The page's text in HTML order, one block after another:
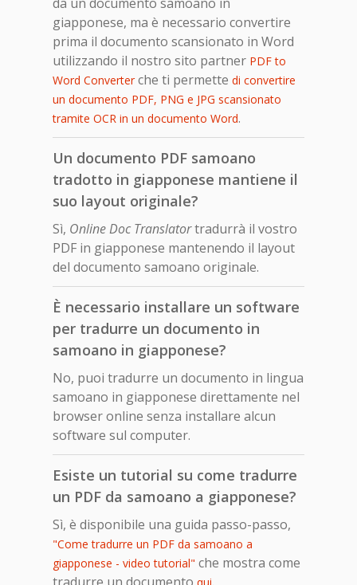
giapponese, ma è necessario convertire
prima il documento scansionato in Word
utilizzando il nostro sito partner PDF to
Word Converterche ti permette di convertire
un documento PDF, PNG e JPG scansionato
tramite OCR in un documento Word.
Un documento PDF samoano
tradotto in giapponese mantiene il
suo layout originale?
Sì, Online Doc Translatortradurrà il vostro
PDF in giapponese mantenendo il layout
del documento samoano originale.
È necessario installare un software
per tradurre un documento in
samoano in giapponese?
No, puoi tradurre un documento in lingua
samoano in giapponese direttamente nel
browser online senza installare alcun
software sul computer.
Esiste un tutorial su come tradurre
un PDF da samoano a giapponese?
Sì, è disponibile una guida passo-passo,
"Come tradurre un PDF da samoano a
giapponese - video tutorial" che mostra come
qui